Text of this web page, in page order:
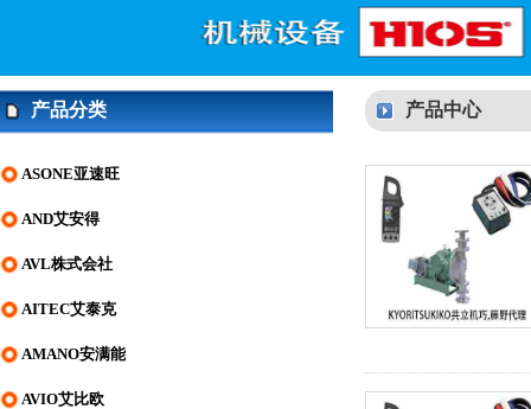
产品分类
ASONE亚速旺
AND艾安得
AVL株式会社
AITEC艾泰克
AMANO安满能
AVIO艾比欧
产品中心